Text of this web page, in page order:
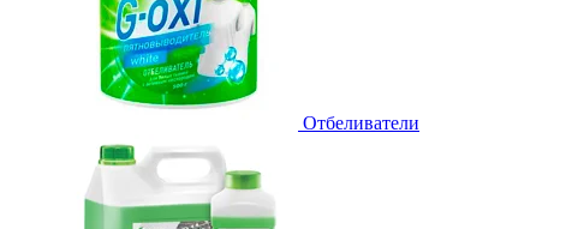
Отбеливатели